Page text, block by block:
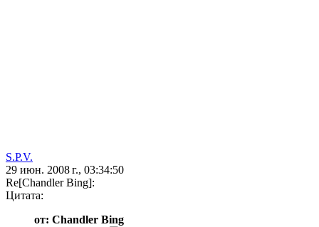
S.P.V.
29 июн. 2008 г., 03:34:50
Re[Chandler Bing]:
Цитата:
от: Chandler Bing